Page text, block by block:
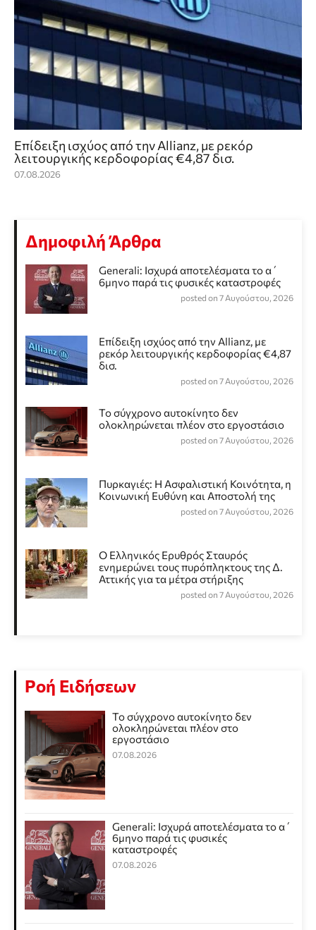
Επίδειξη ισχύος από την Allianz, με ρεκόρ
λειτουργικής κερδοφορίας €4,87 δισ.
07.08.2026
Δημοφιλή Άρθρα
Generali: Ισχυρά αποτελέσματα το α΄
6μηνο παρά τις φυσικές καταστροφές
posted on 7 Αυγούστου, 2026
Επίδειξη ισχύος από την Allianz, με
ρεκόρ λειτουργικής κερδοφορίας €4,87
δισ.
posted on 7 Αυγούστου, 2026
Το σύγχρονο αυτοκίνητο δεν
ολοκληρώνεται πλέον στο εργοστάσιο
posted on 7 Αυγούστου, 2026
Πυρκαγιές: Η Ασφαλιστική Κοινότητα, η
Κοινωνική Ευθύνη και Αποστολή της
posted on 7 Αυγούστου, 2026
Ο Ελληνικός Ερυθρός Σταυρός
ενημερώνει τους πυρόπληκτους της Δ.
Αττικής για τα μέτρα στήριξης
posted on 7 Αυγούστου, 2026
Ροή Ειδήσεων
Το σύγχρονο αυτοκίνητο δεν
ολοκληρώνεται πλέον στο
εργοστάσιο
07.08.2026
Generali: Ισχυρά αποτελέσματα το α΄
6μηνο παρά τις φυσικές
καταστροφές
07.08.2026